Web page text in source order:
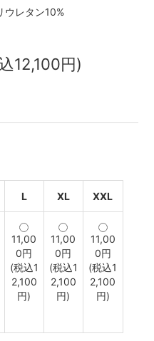
レタン10%
12,100円)
L XL XXL
11,00
0円
(税込1
2,100
円)
11,00
0円
(税込1
2,100
円)
11,00
0円
(税込1
2,100
円)